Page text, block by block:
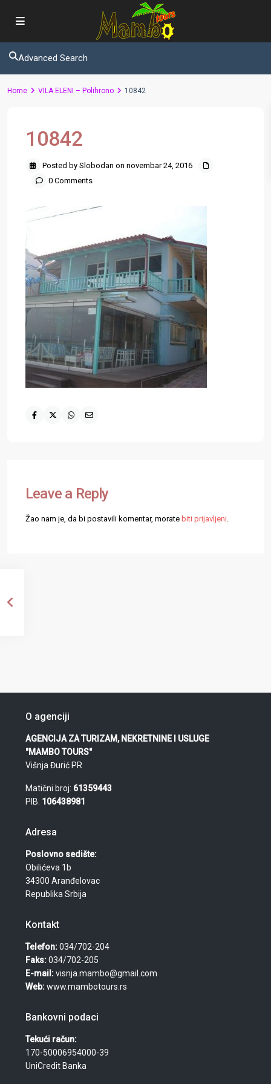
Advanced Search
Home VILA ELENI – Polihrono 10842
10842
Posted by Slobodan on novembar 24, 2016
0 Comments
Leave a Reply
Žao nam je, da bi postavili komentar, morate biti prijavljeni.
O agenciji
AGENCIJA ZA TURIZAM, NEKRETNINE I USLUGE
"MAMBO TOURS"
Višnja Đurić PR
Matični broj: 61359443
PIB: 106438981
Adresa
Poslovno sedište:
Obilićeva 1b
34300 Aranđelovac
Republika Srbija
Kontakt
Telefon:034/702-204
Faks:034/702-205
E-mail:visnja.mambo@gmail.com
Web:www.mambotours.rs
Bankovni podaci
Tekući račun:
170-50006954000-39
UniCredit Banka